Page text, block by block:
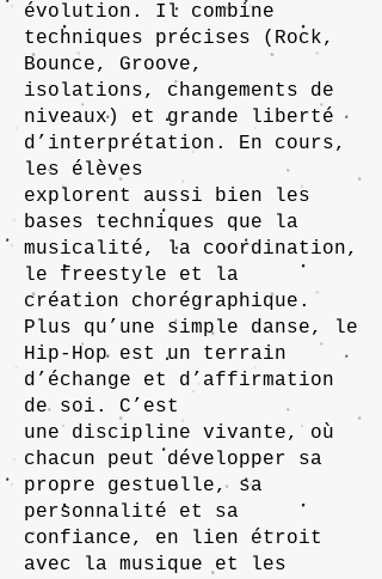
évolution. Il combine
techniques précises (Rock,
Bounce, Groove,
isolations, changements de
niveaux) et grande liberté
d’interprétation. En cours,
les élèves
explorent aussi bien les
bases techniques que la
musicalité, la coordination,
le freestyle et la
création chorégraphique.
Plus qu’une simple danse, le
Hip-Hop est un terrain
d’échange et d’affirmation
de soi. C’est
une discipline vivante, où
chacun peut développer sa
propre gestuelle, sa
personnalité et sa
confiance, en lien étroit
avec la musique et les